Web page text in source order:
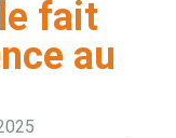
fait
au